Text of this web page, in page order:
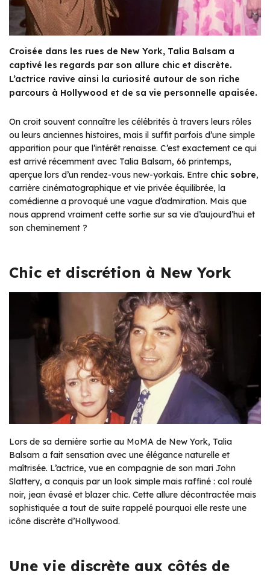
Croisée dans les rues de New York, Talia Balsam a
captivé les regards par son allure chic et discrète.
L’actrice ravive ainsi la curiosité autour de son riche
parcours à Hollywood et de sa vie personnelle apaisée.
On croit souvent connaître les célébrités à travers leurs rôles
ou leurs anciennes histoires, mais il suffit parfois d’une simple
apparition pour que l’intérêt renaisse. C’est exactement ce qui
est arrivé récemment avec Talia Balsam, 66 printemps,
aperçue lors d’un rendez-vous new-yorkais. Entre chic sobre,
carrière cinématographique et vie privée équilibrée, la
comédienne a provoqué une vague d’admiration. Mais que
nous apprend vraiment cette sortie sur sa vie d’aujourd’hui et
son cheminement ?
Chic et discrétion à New York
Lors de sa dernière sortie au MoMA de New York, Talia
Balsam a fait sensation avec une élégance naturelle et
maîtrisée. L’actrice, vue en compagnie de son mari John
Slattery, a conquis par un look simple mais raffiné : col roulé
noir, jean évasé et blazer chic. Cette allure décontractée mais
sophistiquée a tout de suite rappelé pourquoi elle reste une
icône discrète d’Hollywood.
Une vie discrète aux côtés de